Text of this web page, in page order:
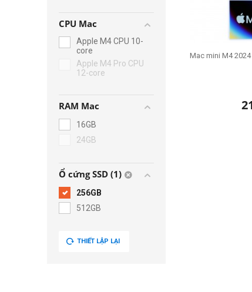
CPU Mac
Apple M4 CPU 10-
core
Apple M4 Pro CPU
12-core
RAM Mac
16GB
24GB
Ổ cứng SSD (1)
256GB
512GB
THIẾT LẬP LẠI
Mac mini M4